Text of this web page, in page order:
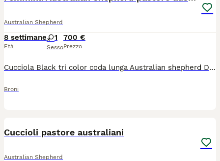
Australian Shepherd
8 settimane
Età
1
Sesso
700 €
Prezzo
Cucciola Black tri color coda lunga Australian shepherd Disponibile dopo il 12/8 Mamma nonna e zia visibili in azienda Entrambi i genitori con lastre certificate ed esenti da displasia anca e gomito Test genetici della razza La cucciola sarà ceduta dopo i 65 gg con: Microchip I vaccino Visita veterinaria Libretto Pedigree Enci
Broni
Cuccioli pastore australiani
Australian Shepherd